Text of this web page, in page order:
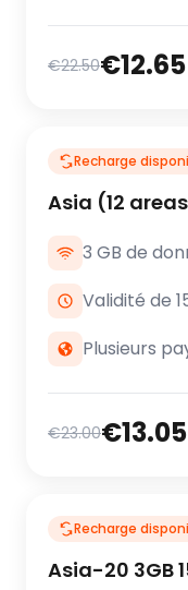
€22.50€12.65
Recharge
Asia (12
3 GB de
Validité de
Plusieurs
€23.00€13.05
Recharge
Asia-20 3GB